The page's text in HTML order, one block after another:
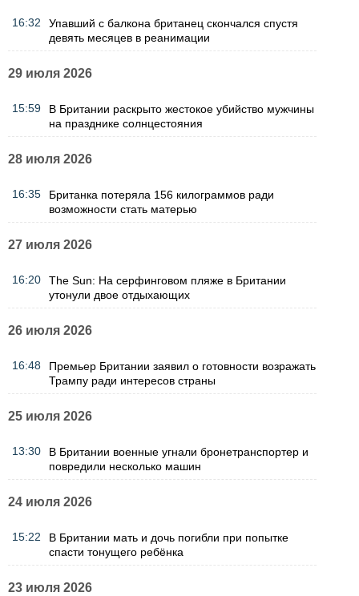
16:32
Упавший с балкона британец скончался спустя
девять месяцев в реанимации
29 июля 2026
15:59
В Британии раскрыто жестокое убийство мужчины
на празднике солнцестояния
28 июля 2026
16:35
Британка потеряла 156 килограммов ради
возможности стать матерью
27 июля 2026
16:20
The Sun: На серфинговом пляже в Британии
утонули двое отдыхающих
26 июля 2026
16:48
Премьер Британии заявил о готовности возражать
Трампу ради интересов страны
25 июля 2026
13:30
В Британии военные угнали бронетранспортер и
повредили несколько машин
24 июля 2026
15:22
В Британии мать и дочь погибли при попытке
спасти тонущего ребёнка
23 июля 2026